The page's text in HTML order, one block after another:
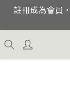
註冊成為會員
註冊成為會員
購買貨
以上貨品,即